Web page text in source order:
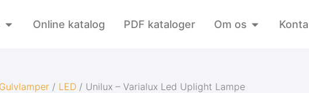
Online katalog PDF kataloger Om os
Gulvlamper / LED / Unilux – Varialux Led Uplight Lampe